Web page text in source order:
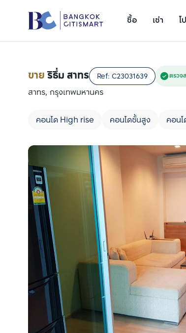
ซื้อ เช่า โ
ขายริธึ่ม สาทร Ref: C23031639 ตรวจ
สาทร, กรุงเทพมหานคร
คอนโด High rise คอนโดชั้นสูง คอน
เพิ่มยูนิตเปรียบเทียบ
รายการที่ 1